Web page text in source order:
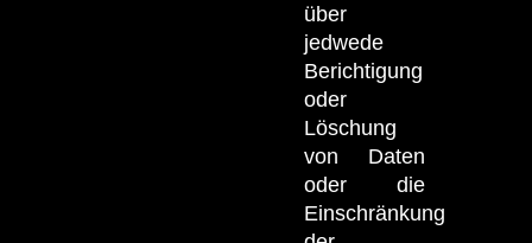
über
jedwede
Berichtigung
oder
Löschung
von Daten
oder die
Einschränkung